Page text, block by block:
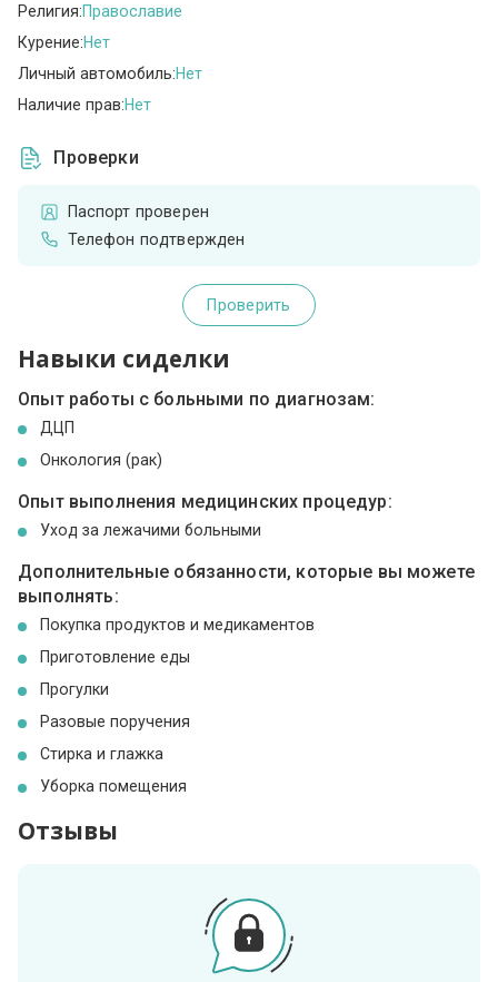
Религия:Православие
Курение:Нет
Личный автомобиль:Нет
Наличие прав:Нет
Проверки
Паспорт проверен
Телефон подтвержден
Проверить
Навыки сиделки
Опыт работы с больными по диагнозам:
ДЦП
Онкология (рак)
Опыт выполнения медицинских процедур:
Уход за лежачими больными
Дополнительные обязанности, которые вы можете
выполнять:
Покупка продуктов и медикаментов
Приготовление еды
Прогулки
Разовые поручения
Стирка и глажка
Уборка помещения
Отзывы